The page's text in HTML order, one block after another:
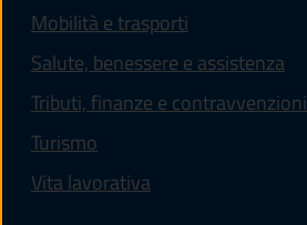
Mobilità e trasporti
Salute, benessere e assistenza
Tributi, finanze e contravvenzioni
Turismo
Vita lavorativa